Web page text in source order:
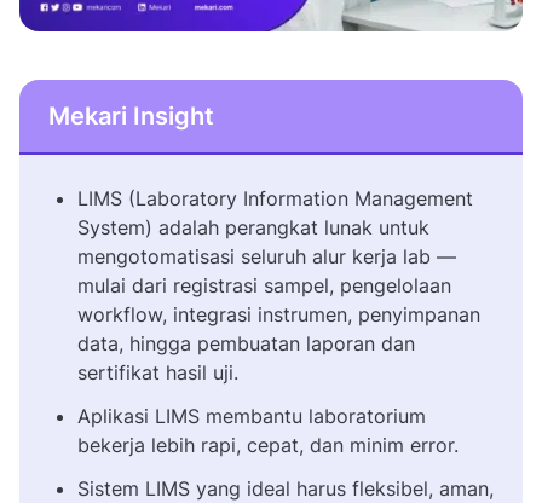
Mekari Insight
LIMS (Laboratory Information Management
System) adalah perangkat lunak untuk
mengotomatisasi seluruh alur kerja lab —
mulai dari registrasi sampel, pengelolaan
workflow, integrasi instrumen, penyimpanan
data, hingga pembuatan laporan dan
sertifikat hasil uji.
Aplikasi LIMS membantu laboratorium
bekerja lebih rapi, cepat, dan minim error.
Sistem LIMS yang ideal harus fleksibel, aman,